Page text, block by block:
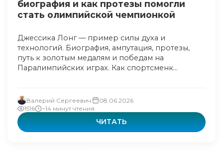
биография и как протезы помогли
стать олимпийской чемпионкой
Джессика Лонг — пример силы духа и
технологий. Биография, ампутация, протезы,
путь к золотым медалям и победам на
Паралимпийских играх. Как спортсменк...
Валерий Сергеевич
08.06.2026
1516
~14 минут чтения
ЧИТАТЬ